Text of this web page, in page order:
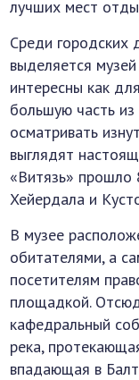
лучших мест
Среди городских
выделяется
интересны как
большую часть
осматривать
выглядят
«Витязь» прошло
Хейердала и
В музее
обитателями, а
посетителям
площадкой.
кафедральный
река,
впадающая в